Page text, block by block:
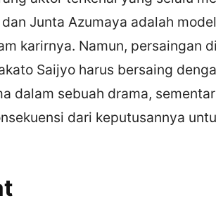
Junta Azumaya adalah
karirnya. Namun, persaingan
Saijyo harus bersaing
dalam sebuah drama,
dari keputusannya